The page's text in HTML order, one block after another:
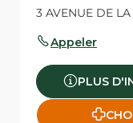
3 AVENUE DE
Appeler
PLUS